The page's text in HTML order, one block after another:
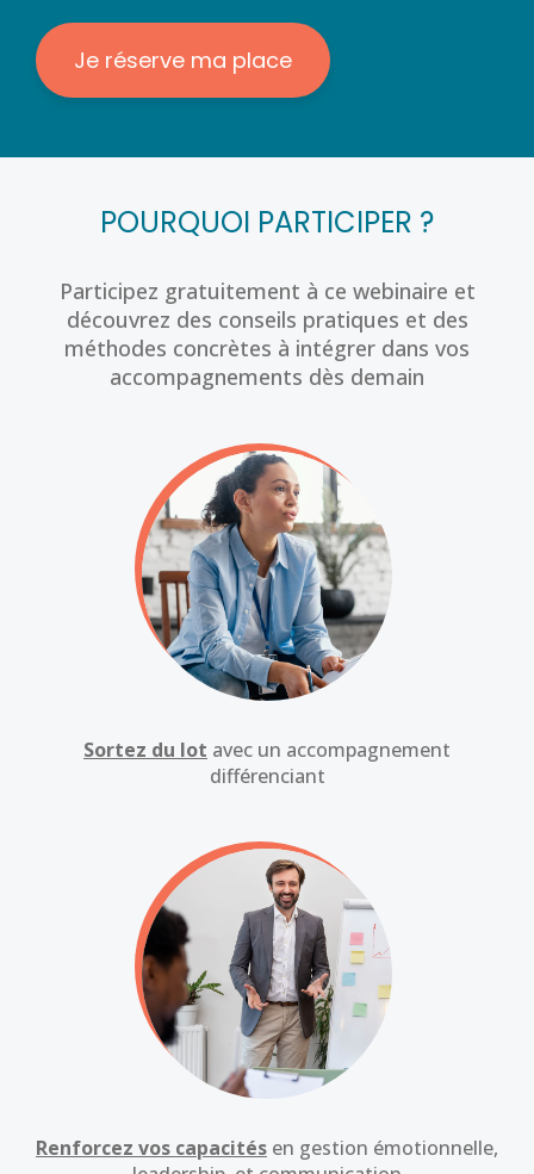
Je réserve ma place
POURQUOI PARTICIPER ?
Participez gratuitement à ce webinaire et
découvrez des conseils pratiques et des
méthodes concrètes à intégrer dans vos
accompagnements dès demain
Sortez du lot avec un accompagnement
différenciant
Renforcez vos capacités en gestion émotionnelle,